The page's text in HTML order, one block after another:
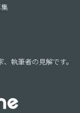
執筆者の見解です。